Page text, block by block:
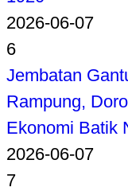
2026-06-07
6
Jembatan
Rampung,
Ekonomi Batik
2026-06-07
7